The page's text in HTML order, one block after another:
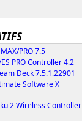
PRO 7.5
PRO Controller 4.2
Deck 7.5.1.22901
Software X
2 Wireless Controller